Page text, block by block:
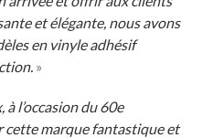
et élégante, nous avons
en vinyle adhésif
»
l’occasion du 60e
cette marque fantastique et